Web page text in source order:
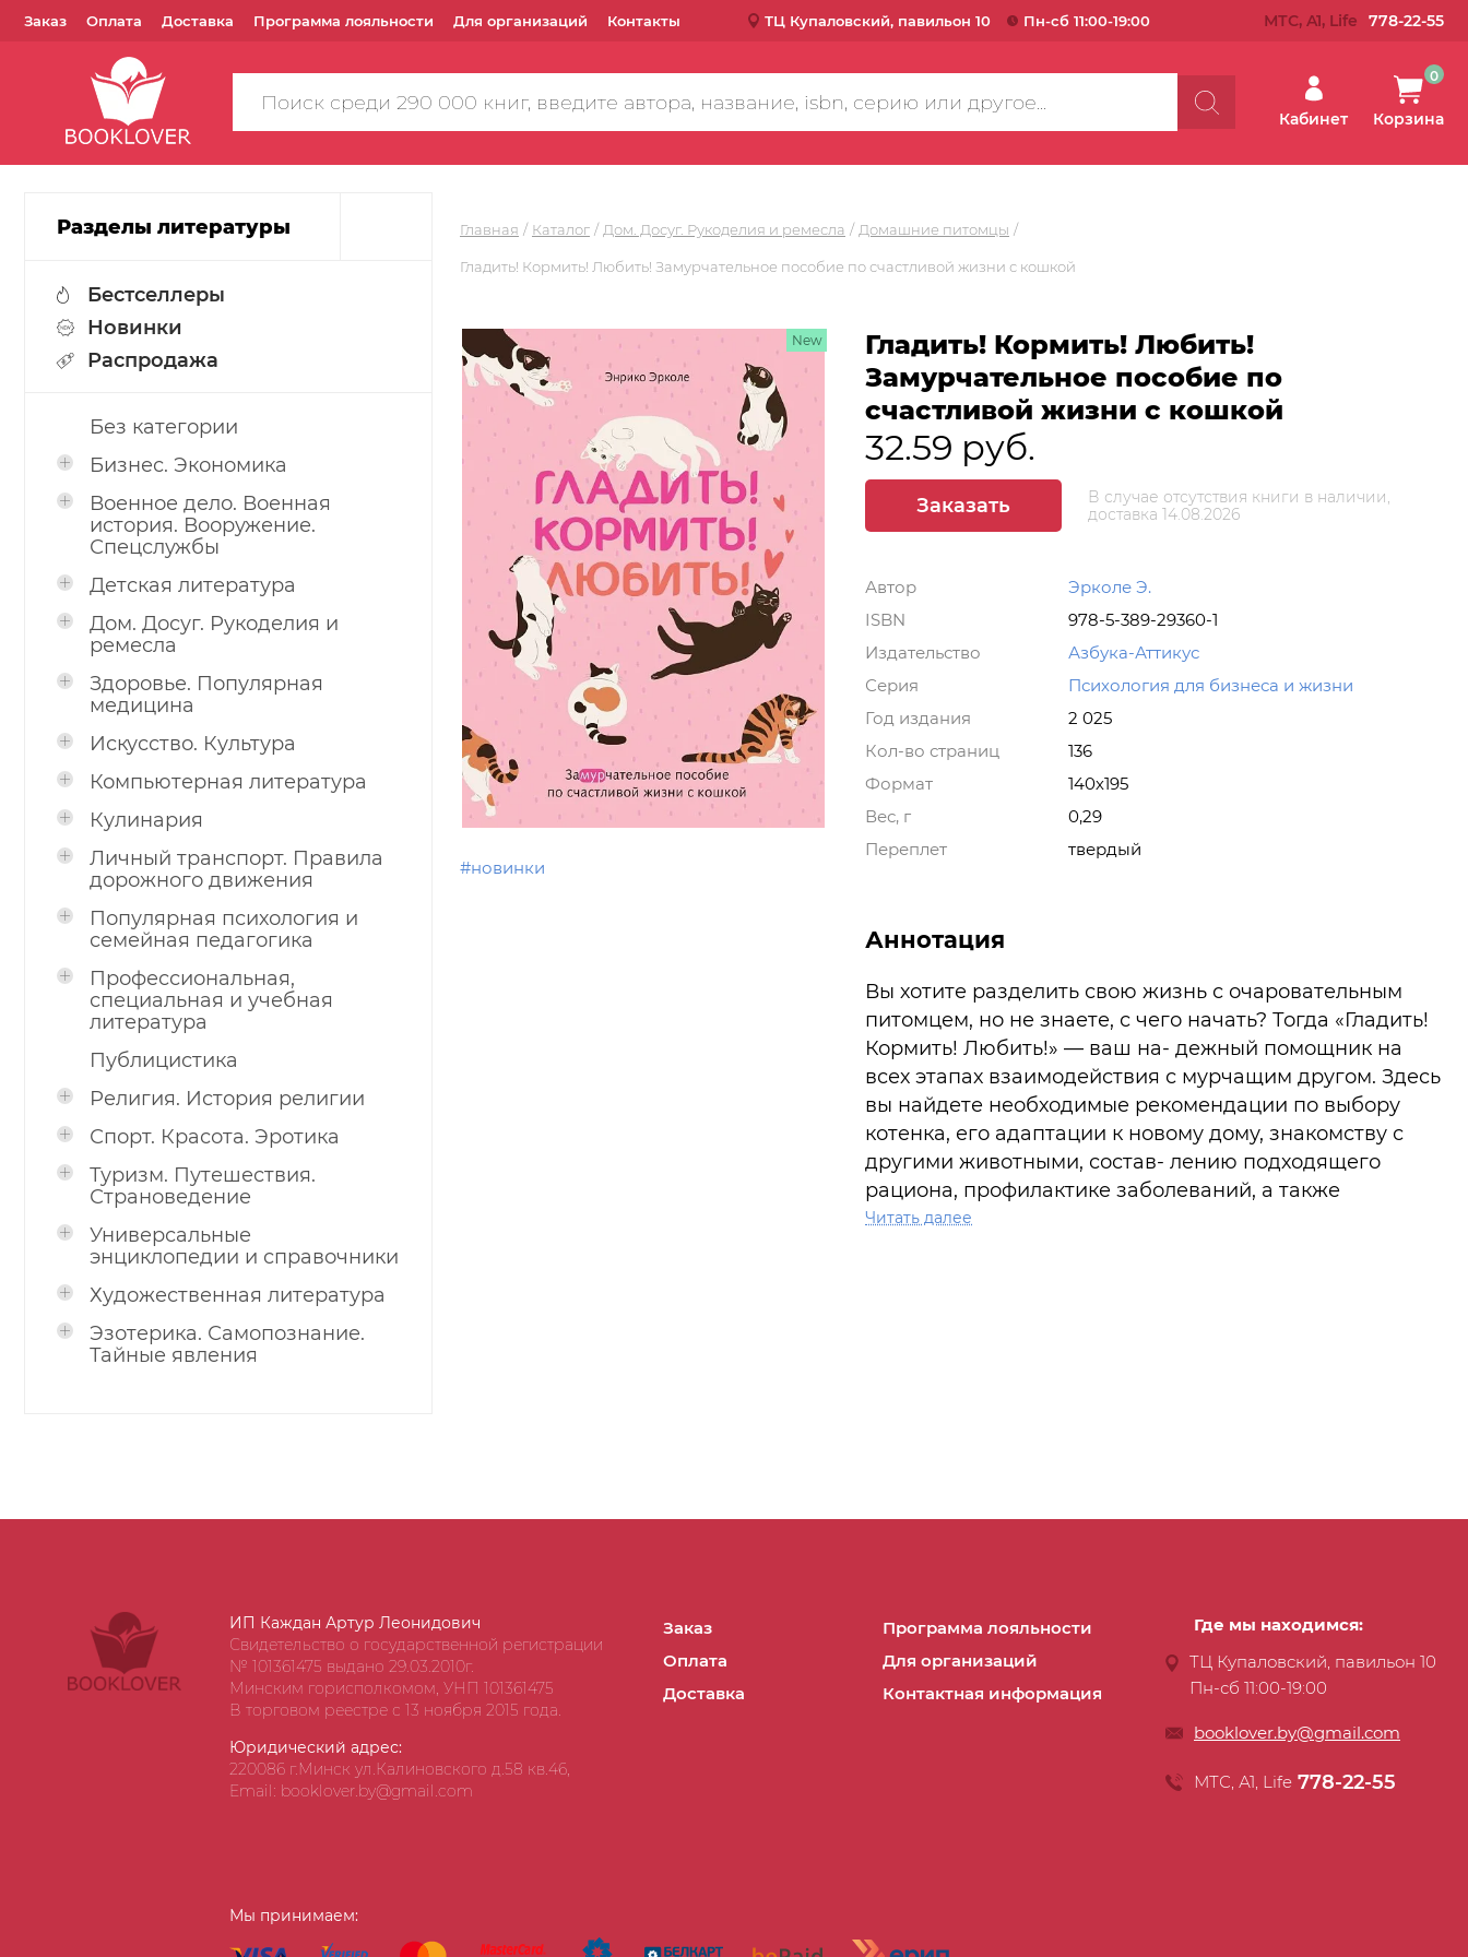
Заказ Оплата Доставка Программа лояльности Для организаций Контакты ТЦ Купаловский, павильон 10 Пн-сб 11:00-19:00 МТС, A1, Life 778-22-55
Поиск
по
Кабинет Корзина
0
Разделы литературы
Бестселлеры
Новинки
Распродажа
Без категории
Бизнес. Экономика
Военное дело. Военная
история. Вооружение.
Спецслужбы
Детская литература
Дом. Досуг. Рукоделия и
ремесла
Здоровье. Популярная
медицина
Искусство. Культура
Компьютерная литература
Кулинария
Личный транспорт. Правила
дорожного движения
Популярная психология и
семейная педагогика
Профессиональная,
специальная и учебная
литература
Публицистика
Религия. История религии
Спорт. Красота. Эротика
Туризм. Путешествия.
Страноведение
Универсальные
энциклопедии и справочники
Художественная литература
Эзотерика. Самопознание.
Тайные явления
Главная Каталог Дом. Досуг. Рукоделия и ремесла Домашние питомцы
Гладить! Кормить! Любить! Замурчательное пособие по счастливой жизни с кошкой
New
#новинки
Гладить! Кормить! Любить!
Замурчательное пособие по
счастливой жизни с кошкой
32.59 руб.
Заказать
В случае отсутствия книги в наличии,
доставка 14.08.2026
Автор
Эрколе Э.
ISBN
978-5-389-29360-1
Издательство
Азбука-Аттикус
Серия
Психология для бизнеса и жизни
Год издания
2 025
Кол-во страниц
136
Формат
140х195
Вес, г
0,29
Переплет
твердый
Аннотация
Вы хотите разделить свою жизнь с очаровательным
питомцем, но не знаете, с чего начать? Тогда «Гладить!
Кормить! Любить!» — ваш на- дежный помощник на
всех этапах взаимодействия с мурчащим другом. Здесь
вы найдете необходимые рекомендации по выбору
котенка, его адаптации к новому дому, знакомству с
другими животными, состав- лению подходящего
рациона, профилактике заболеваний, а также
организации досуга и игр. Это заботливое пособие
Читать далее
ИП Каждан Артур Леонидович
Свидетельство о государственной регистрации
№ 101361475 выдано 29.03.2010г.
Минским горисполкомом, УНП 101361475
В торговом реестре с 13 ноября 2015 года.
Юридический адрес:
220086 г.Минск ул.Калиновского д.58 кв.46,
Email: booklover.by@gmail.com
Заказ
Оплата
Доставка
Программа лояльности
Для организаций
Контактная информация
Мы принимаем:
Где мы находимся:
ТЦ Купаловский, павильон 10
Пн-сб 11:00-19:00
booklover.by@gmail.com
МТС, А1, Life 778-22-55